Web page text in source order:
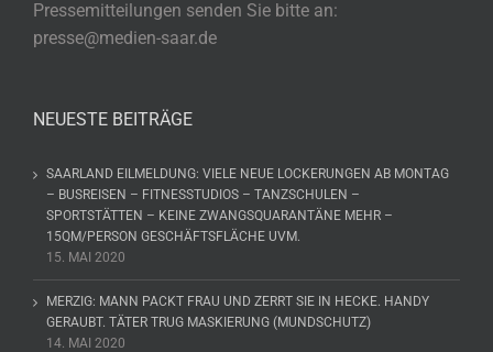
Pressemitteilungen senden Sie bitte an:
presse@medien-saar.de
NEUESTE BEITRÄGE
SAARLAND EILMELDUNG: VIELE NEUE LOCKERUNGEN AB MONTAG
– BUSREISEN – FITNESSTUDIOS – TANZSCHULEN –
SPORTSTÄTTEN – KEINE ZWANGSQUARANTÄNE MEHR –
15QM/PERSON GESCHÄFTSFLÄCHE UVM.
15. MAI 2020
MERZIG: MANN PACKT FRAU UND ZERRT SIE IN HECKE. HANDY
GERAUBT. TÄTER TRUG MASKIERUNG (MUNDSCHUTZ)
14. MAI 2020